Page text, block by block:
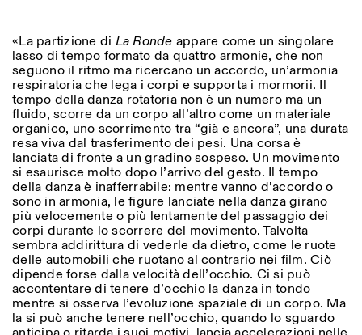
«La partizione di La Ronde appare come un singolare
lasso di tempo formato da quattro armonie, che non
seguono il ritmo ma ricercano un accordo, un’armonia
respiratoria che lega i corpi e supporta i mormorii. Il
tempo della danza rotatoria non è un numero ma un
fluido, scorre da un corpo all’altro come un materiale
organico, uno scorrimento tra “già e ancora”, una durata
resa viva dal trasferimento dei pesi. Una corsa è
lanciata di fronte a un gradino sospeso. Un movimento
si esaurisce molto dopo l’arrivo del gesto. Il tempo
della danza è inafferrabile: mentre vanno d’accordo o
sono in armonia, le figure lanciate nella danza girano
più velocemente o più lentamente del passaggio dei
corpi durante lo scorrere del movimento. Talvolta
sembra addirittura di vederle da dietro, come le ruote
delle automobili che ruotano al contrario nei film. Ciò
dipende forse dalla velocità dell’occhio. Ci si può
accontentare di tenere d’occhio la danza in tondo
mentre si osserva l’evoluzione spaziale di un corpo. Ma
la si può anche tenere nell’occhio, quando lo sguardo